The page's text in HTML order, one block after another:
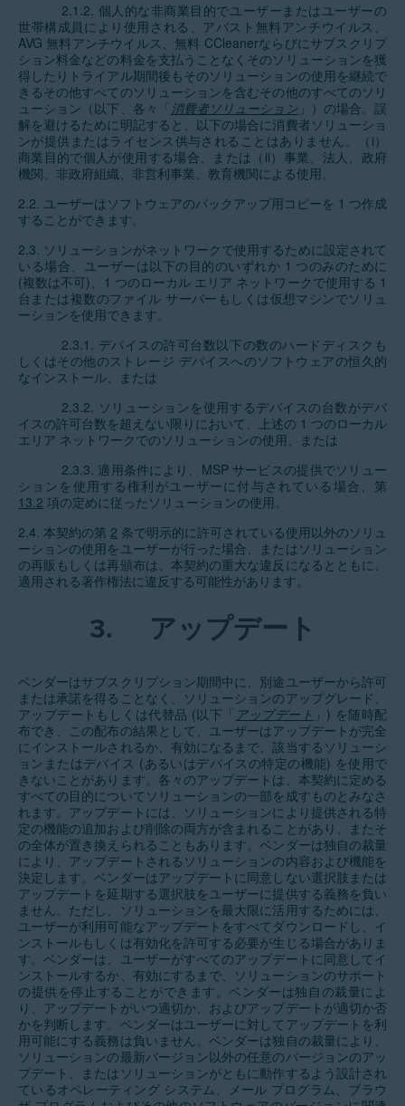
2.1.2. 個人的な非商業目的でユーザーまたはユーザーの
世帯構成員により使用される、アバスト無料アンチウイルス、
AVG 無料アンチウイルス、無料 CCleanerならびにサブスクリプ
ション料金などの料金を支払うことなくそのソリューションを獲
得したりトライアル期間後もそのソリューションの使用を継続で
きるその他すべてのソリューションを含むその他のすべてのソリ
ューション（以下、各々「 消費者ソリューション」）の場合。誤
解を避けるために明記すると、以下の場合に消費者ソリューショ
ンが提供またはライセンス供与されることはありません。（i）
商業目的で個人が使用する場合、または（ii）事業、法人、政府
機関、非政府組織、非営利事業、教育機関による使用。
2.2. ユーザーはソフトウェアのバックアップ用コピーを 1 つ作成
することができます。
2.3. ソリューションがネットワークで使用するために設定されて
いる場合、ユーザーは以下の目的のいずれか 1 つのみのために
(複数は不可)、1 つのローカル エリア ネットワークで使用する 1
台または複数のファイル サーバーもしくは仮想マシンでソリュ
ーションを使用できます。
2.3.1. デバイスの許可台数以下の数のハードディスクも
しくはその他のストレージ デバイスへのソフトウェアの恒久的
なインストール、または
2.3.2. ソリューションを使用するデバイスの台数がデバ
イスの許可台数を超えない限りにおいて、上述の 1 つのローカル
エリア ネットワークでのソリューションの使用、または
2.3.3. 適用条件により、MSP サービスの提供でソリュー
ションを使用する権利がユーザーに付与されている場合、第
13.2 項の定めに従ったソリューションの使用。
2.4. 本契約の第 2 条で明示的に許可されている使用以外のソリュ
ーションの使用をユーザーが行った場合、またはソリューション
の再販もしくは再頒布は、本契約の重大な違反になるとともに、
適用される著作権法に違反する可能性があります。
3. アップデート
ベンダーはサブスクリプション期間中に、別途ユーザーから許可
または承諾を得ることなく、ソリューションのアップグレード、
アップデートもしくは代替品 (以下「 アップデート 」) を随時配
布でき、この配布の結果として、ユーザーはアップデートが完全
にインストールされるか、有効になるまで、該当するソリューシ
ョンまたはデバイス (あるいはデバイスの特定の機能) を使用で
きないことがあります。各々のアップデートは、本契約に定める
すべての目的についてソリューションの一部を成すものとみなさ
れます。アップデートには、ソリューションにより提供される特
定の機能の追加および削除の両方が含まれることがあり、またそ
の全体が置き換えられることもあります。ベンダーは独自の裁量
により、アップデートされるソリューションの内容および機能を
決定します。ベンダーはアップデートに同意しない選択肢または
アップデートを延期する選択肢をユーザーに提供する義務を負い
ません。ただし、ソリューションを最大限に活用するためには、
ユーザーが利用可能なアップデートをすべてダウンロードし、イ
ンストールもしくは有効化を許可する必要が生じる場合がありま
す。ベンダーは、ユーザーがすべてのアップデートに同意してイ
ンストールするか、有効にするまで、ソリューションのサポート
の提供を停止することができます。ベンダーは独自の裁量によ
り、アップデートがいつ適切か、およびアップデートが適切か否
かを判断します。ベンダーはユーザーに対してアップデートを利
用可能にする義務は負いません。ベンダーは独自の裁量により、
ソリューションの最新バージョン以外の任意のバージョンのアッ
プデート、またはソリューションがともに動作するよう設計され
ているオペレーティング システム、メール プログラム、ブラウ